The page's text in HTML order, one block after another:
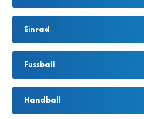
Einrad
Fussball
Handball